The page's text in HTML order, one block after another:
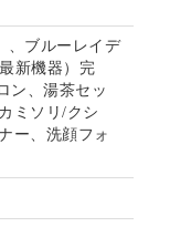
、ブルーレイデ
新機器）完
ン、湯茶セッ
ミソリ/クシ
ー、洗顔フォ